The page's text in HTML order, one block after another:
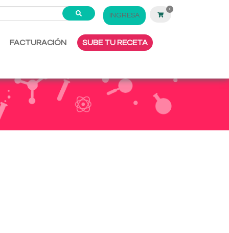
INGRESA
0
FACTURACIÓN SUBE TU RECETA